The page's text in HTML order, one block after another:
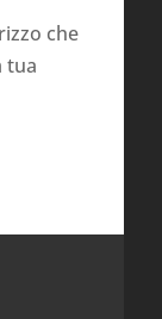
che
tua